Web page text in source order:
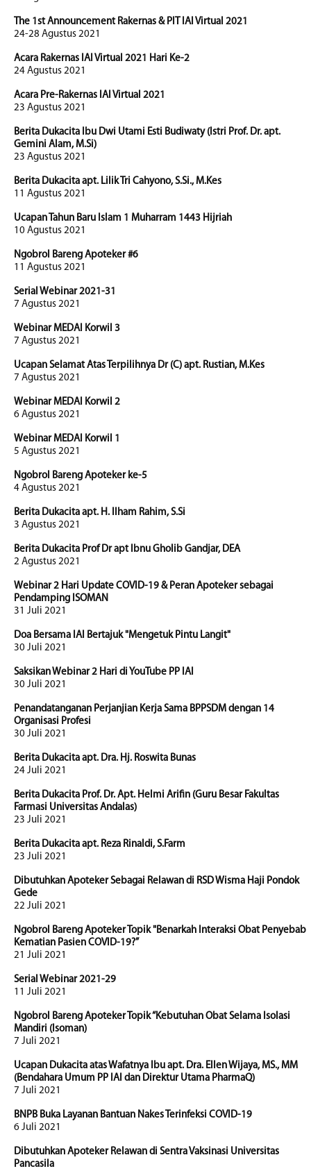
The 1st Announcement Rakernas & PIT IAI Virtual 2021
24-28 Agustus 2021
Acara Rakernas IAI Virtual 2021 Hari Ke-2
24 Agustus 2021
Acara Pre-Rakernas IAI Virtual 2021
23 Agustus 2021
Berita Dukacita Ibu Dwi Utami Esti Budiwaty (Istri Prof. Dr. apt.
Gemini Alam, M.Si)
23 Agustus 2021
Berita Dukacita apt. Lilik Tri Cahyono, S.Si., M.Kes
11 Agustus 2021
Ucapan Tahun Baru Islam 1 Muharram 1443 Hijriah
10 Agustus 2021
Ngobrol Bareng Apoteker #6
11 Agustus 2021
Serial Webinar 2021-31
7 Agustus 2021
Webinar MEDAI Korwil 3
7 Agustus 2021
Ucapan Selamat Atas Terpilihnya Dr (C) apt. Rustian, M.Kes
7 Agustus 2021
Webinar MEDAI Korwil 2
6 Agustus 2021
Webinar MEDAI Korwil 1
5 Agustus 2021
Ngobrol Bareng Apoteker ke-5
4 Agustus 2021
Berita Dukacita apt. H. Ilham Rahim, S.Si
3 Agustus 2021
Berita Dukacita Prof Dr apt Ibnu Gholib Gandjar, DEA
2 Agustus 2021
Webinar 2 Hari Update COVID-19 & Peran Apoteker sebagai
Pendamping ISOMAN
31 Juli 2021
Doa Bersama IAI Bertajuk "Mengetuk Pintu Langit"
30 Juli 2021
Saksikan Webinar 2 Hari di YouTube PP IAI
30 Juli 2021
Penandatanganan Perjanjian Kerja Sama BPPSDM dengan 14
Organisasi Profesi
30 Juli 2021
Berita Dukacita apt. Dra. Hj. Roswita Bunas
24 Juli 2021
Berita Dukacita Prof. Dr. Apt. Helmi Arifin (Guru Besar Fakultas
Farmasi Universitas Andalas)
23 Juli 2021
Berita Dukacita apt. Reza Rinaldi, S.Farm
23 Juli 2021
Dibutuhkan Apoteker Sebagai Relawan di RSD Wisma Haji Pondok
Gede
22 Juli 2021
Ngobrol Bareng Apoteker Topik "Benarkah Interaksi Obat Penyebab
Kematian Pasien COVID-19?”
21 Juli 2021
Serial Webinar 2021-29
11 Juli 2021
Ngobrol Bareng Apoteker Topik “Kebutuhan Obat Selama Isolasi
Mandiri (Isoman)
7 Juli 2021
Ucapan Dukacita atas Wafatnya Ibu apt. Dra. Ellen Wijaya, MS., MM
(Bendahara Umum PP IAI dan Direktur Utama PharmaQ)
7 Juli 2021
BNPB Buka Layanan Bantuan Nakes Terinfeksi COVID-19
6 Juli 2021
Dibutuhkan Apoteker Relawan di Sentra Vaksinasi Universitas
Pancasila